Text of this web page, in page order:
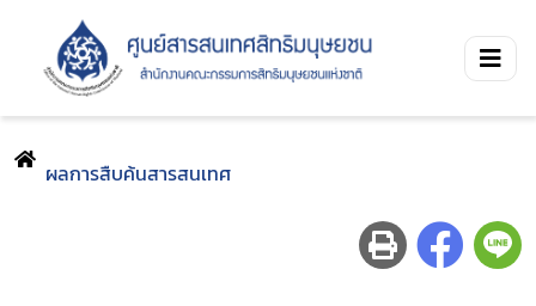
ผลการสืบค้นสารสนเทศ